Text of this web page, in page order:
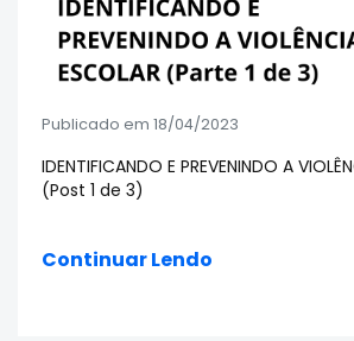
Publicado em 18/04/2023
IDENTIFICANDO E PREVENINDO A
(Post 1 de 3)
Continuar Lendo